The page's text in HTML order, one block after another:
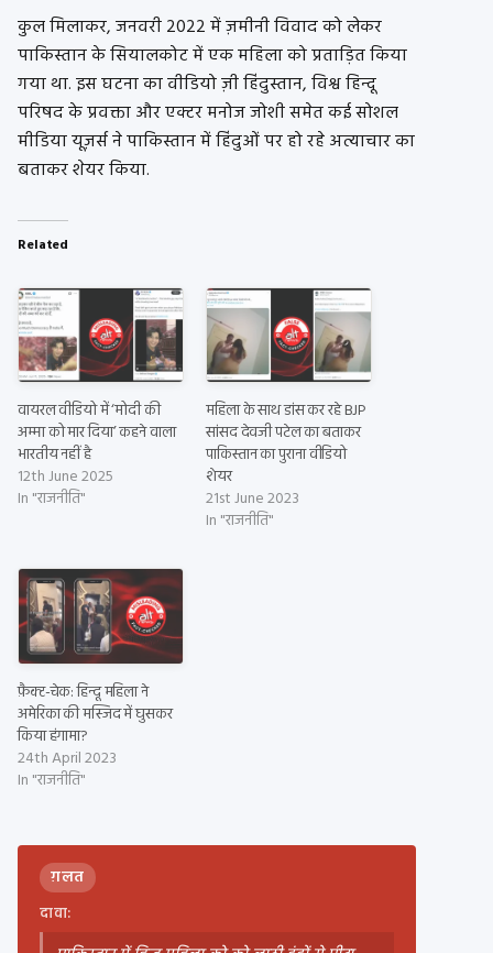
कुल मिलाकर, जनवरी 2022 में ज़मीनी विवाद को लेकर
पाकिस्तान के सियालकोट में एक महिला को प्रताड़ित किया
गया था. इस घटना का वीडियो ज़ी हिंदुस्तान, विश्व हिन्दू
परिषद के प्रवक्ता और एक्टर मनोज जोशी समेत कई सोशल
मीडिया यूज़र्स ने पाकिस्तान में हिंदुओं पर हो रहे अत्याचार का
बताकर शेयर किया.
Related
वायरल वीडियो में ‘मोदी की
अम्मा को मार दिया’ कहने वाला
भारतीय नहीं है
12th June 2025
In "राजनीति"
महिला के साथ डांस कर रहे BJP
सांसद देवजी पटेल का बताकर
पाकिस्तान का पुराना वीडियो
शेयर
21st June 2023
In "राजनीति"
फ़ैक्ट-चेक: हिन्दू महिला ने
अमेरिका की मस्जिद में घुसकर
किया हंगामा?
24th April 2023
In "राजनीति"
ग़लत
दावा: